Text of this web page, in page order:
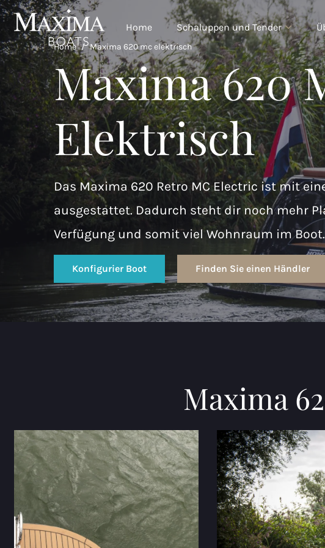
Home Schaluppen und Tender
Home / Maxima 620 mc elektrisch
Maxima 620
Elektrisch
Das Maxima 620 Retro MC Electric ist mit
ausgestattet. Dadurch steht dir noch mehr
Verfügung und somit viel Wohnraum im Boot.
Konfigurier Boot Finden Sie einen Händler
Maxima